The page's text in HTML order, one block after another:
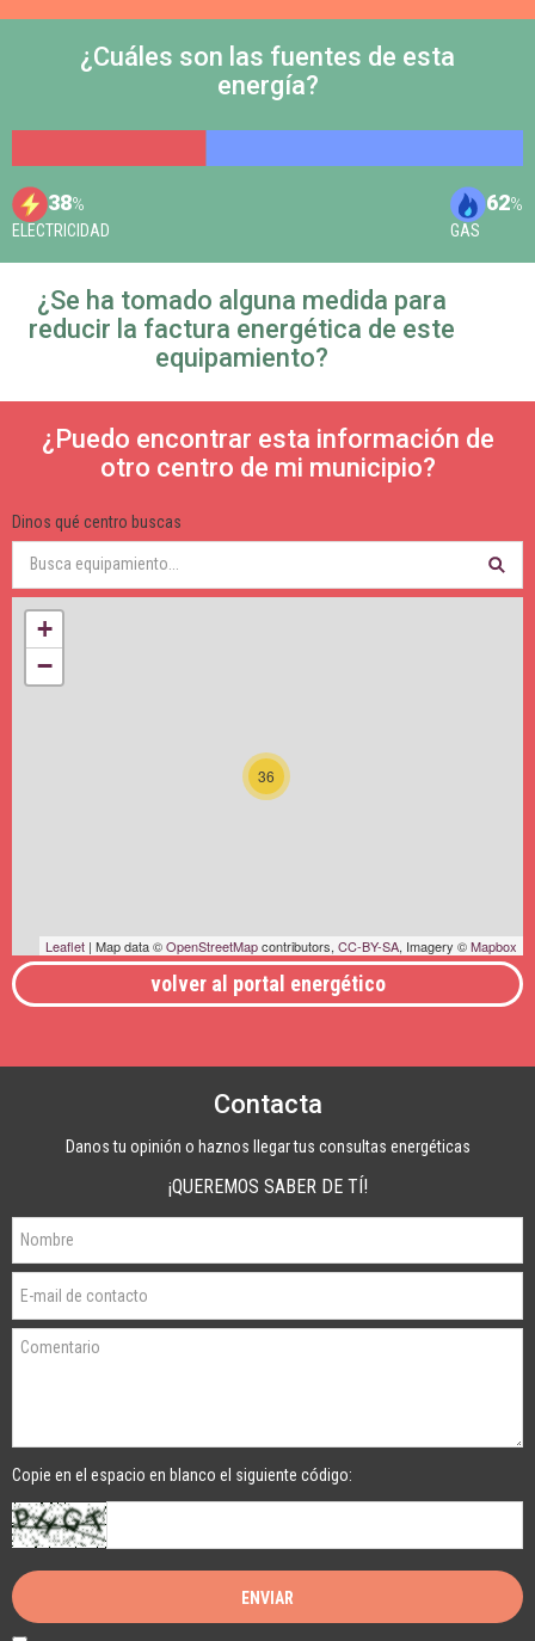
¿Cuáles son las fuentes de esta
energía?
38%
ELECTRICIDAD
62%
GAS
¿Se ha tomado alguna medida para
reducir la factura energética de este
equipamiento?
¿Puedo encontrar esta información de
otro centro de mi municipio?
Dinos qué centro buscas
36
+
−
Leaflet | Map data ©OpenStreetMapcontributors, CC-BY-SA, Imagery ©Mapbox
volver al portal energético
Contacta
Danos tu opinión o haznos llegar tus consultas energéticas
¡QUEREMOS SABER DE TÍ!
Copie en el espacio en blanco el siguiente código: